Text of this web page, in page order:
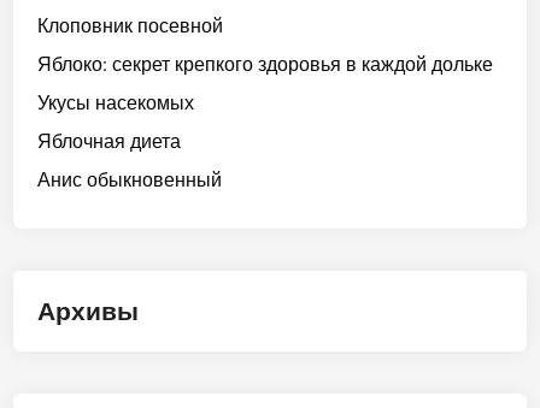
Клоповник посевной
Яблоко: секрет крепкого здоровья в каждой дольке
Укусы насекомых
Яблочная диета
Анис обыкновенный
Архивы